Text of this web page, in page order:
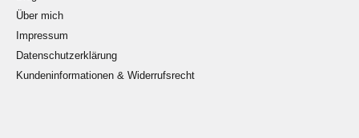
Über mich
Impressum
Datenschutzerklärung
Kundeninformationen & Widerrufsrecht